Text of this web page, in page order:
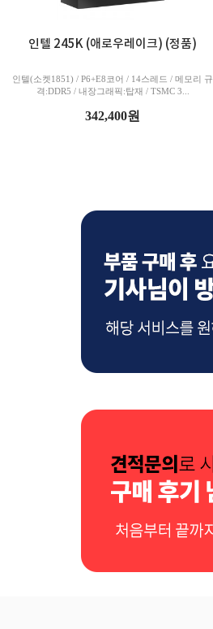
인텔 245K (애로우레이크) (정품)
인텔(소켓1851) / P6+E8코어 / 14스레드 / 메모리 규
격:DDR5 / 내장그래픽:탑재 / TSMC 3...
342,400원